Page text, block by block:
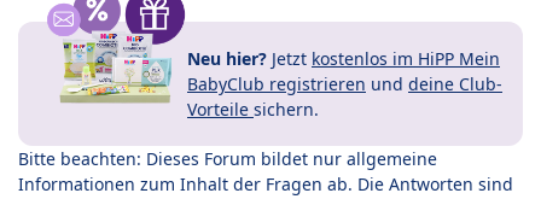
Neu hier? Jetzt kostenlos im HiPP Mein
BabyClub registrieren und deine Club-
Vorteile sichern.
Bitte beachten: Dieses Forum bildet nur allgemeine
Informationen zum Inhalt der Fragen ab. Die Antworten sind